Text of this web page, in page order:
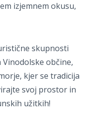
izjemnem okusu,
skupnosti
občine,
kjer se tradicija
svoj prostor in
užitkih!